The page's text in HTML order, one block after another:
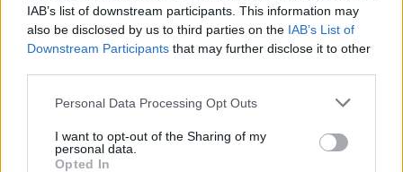
IAB’s list of downstream participants. This information may
also be disclosed by us to third parties on the IAB’s List of
Downstream Participants that may further disclose it to other
Personal Data Processing Opt Outs
I want to opt-out of the Sharing of my
personal data.
Opted In